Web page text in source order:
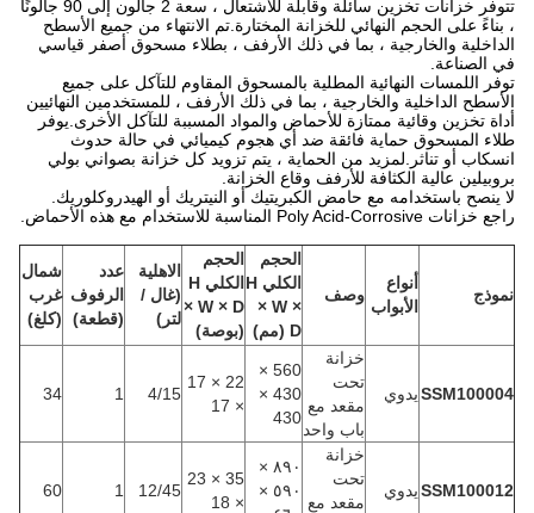
تتوفر خزانات تخزين سائلة وقابلة للاشتعال ، سعة 2 جالون إلى 90 جالونًا
، بناءً على الحجم النهائي للخزانة المختارة.تم الانتهاء من جميع الأسطح
الداخلية والخارجية ، بما في ذلك الأرفف ، بطلاء مسحوق أصفر قياسي
في الصناعة.
توفر اللمسات النهائية المطلية بالمسحوق المقاوم للتآكل على جميع
الأسطح الداخلية والخارجية ، بما في ذلك الأرفف ، للمستخدمين النهائيين
أداة تخزين وقائية ممتازة للأحماض والمواد المسببة للتآكل الأخرى.يوفر
طلاء المسحوق حماية فائقة ضد أي هجوم كيميائي في حالة حدوث
انسكاب أو تناثر.لمزيد من الحماية ، يتم تزويد كل خزانة بصواني بولي
بروبيلين عالية الكثافة للأرفف وقاع الخزانة.
لا ينصح باستخدامه مع حامض الكبريتيك أو النيتريك أو الهيدروكلوريك.
راجع خزانات Poly Acid-Corrosive المناسبة للاستخدام مع هذه الأحماض.
نموذج
أنواع
الأبواب
وصف
الحجم
الكلي H
× W ×
D (مم)
الحجم
الكلي H
× W × D
(بوصة)
الاهلية
(غال /
لتر)
عدد
الرفوف
(قطعة)
شمال
غرب
(كلغ)
SSM100004يدوي
خزانة
تحت
مقعد مع
باب واحد
560 ×
430 ×
430
22 × 17
× 17
4/15
34
SSM100012يدوي
خزانة
تحت
مقعد مع
٨٩٠ ×
٥٩٠ ×
35 × 23
× 18
12/45
60